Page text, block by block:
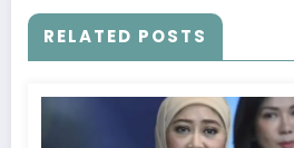
RELATED POSTS